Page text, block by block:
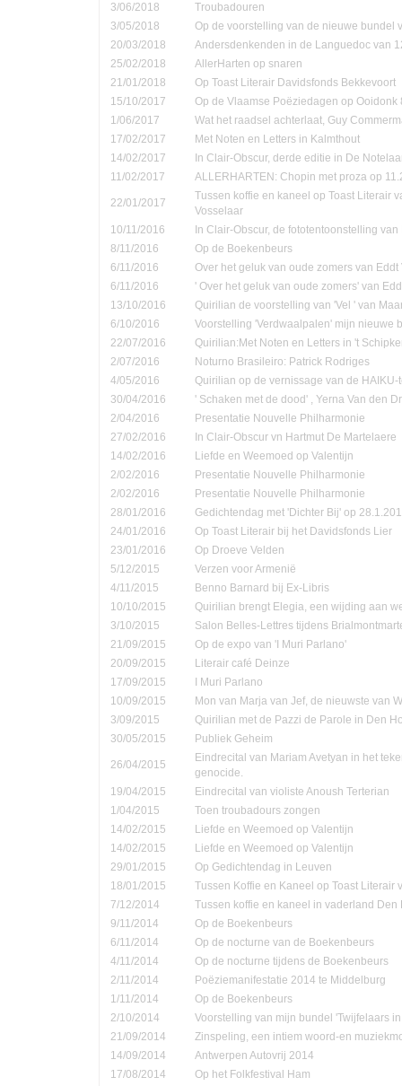
3/06/2018
Troubadouren
3/05/2018
Op de voorstelling van de nieuwe bundel
20/03/2018
Andersdenkenden in de Languedoc van
25/02/2018
AllerHarten op snaren
21/01/2018
Op Toast Literair Davidsfonds Bekkevoort
15/10/2017
Op de Vlaamse Poëziedagen op
1/06/2017
Wat het raadsel achterlaat, Guy
17/02/2017
Met Noten en Letters in Kalmthout
14/02/2017
In Clair-Obscur, derde editie in De
11/02/2017
ALLERHARTEN: Chopin met proza op
22/01/2017
Tussen koffie en kaneel op Toast Literair
Vosselaar
10/11/2016
In Clair-Obscur, de fototentoonstelling
8/11/2016
Op de Boekenbeurs
6/11/2016
Over het geluk van oude zomers van Eddt
6/11/2016
' Over het geluk van oude zomers' van
13/10/2016
Quirilian de voorstelling van 'Vel ' van
6/10/2016
Voorstelling 'Verdwaalpalen' mijn nieuwe
22/07/2016
Quirilian:Met Noten en Letters in 't
2/07/2016
Noturno Brasileiro: Patrick Rodriges
4/05/2016
Quirilian op de vernissage van de
30/04/2016
' Schaken met de dood' , Yerna Van den
2/04/2016
Presentatie Nouvelle Philharmonie
27/02/2016
In Clair-Obscur vn Hartmut De Martelaere
14/02/2016
Liefde en Weemoed op Valentijn
2/02/2016
Presentatie Nouvelle Philharmonie
2/02/2016
Presentatie Nouvelle Philharmonie
28/01/2016
Gedichtendag met 'Dichter Bij' op
24/01/2016
Op Toast Literair bij het Davidsfonds Lier
23/01/2016
Op Droeve Velden
5/12/2015
Verzen voor Armenië
4/11/2015
Benno Barnard bij Ex-Libris
10/10/2015
Quirilian brengt Elegia, een wijding aan
3/10/2015
Salon Belles-Lettres tijdens
21/09/2015
Op de expo van 'I Muri Parlano'
20/09/2015
Literair café Deinze
17/09/2015
I Muri Parlano
10/09/2015
Mon van Marja van Jef, de nieuwste van
3/09/2015
Quirilian met de Pazzi de Parole in Den
30/05/2015
Publiek Geheim
26/04/2015
Eindrecital van Mariam Avetyan in het
genocide.
19/04/2015
Eindrecital van violiste Anoush Terterian
1/04/2015
Toen troubadours zongen
14/02/2015
Liefde en Weemoed op Valentijn
14/02/2015
Liefde en Weemoed op Valentijn
29/01/2015
Op Gedichtendag in Leuven
18/01/2015
Tussen Koffie en Kaneel op Toast Literair
7/12/2014
Tussen koffie en kaneel in vaderland Den
9/11/2014
Op de Boekenbeurs
6/11/2014
Op de nocturne van de Boekenbeurs
4/11/2014
Op de nocturne tijdens de Boekenbeurs
2/11/2014
Poëziemanifestatie 2014 te Middelburg
1/11/2014
Op de Boekenbeurs
2/10/2014
Voorstelling van mijn bundel 'Twijfelaars
21/09/2014
Zinspeling, een intiem woord-en
14/09/2014
Antwerpen Autovrij 2014
17/08/2014
Op het Folkfestival Ham